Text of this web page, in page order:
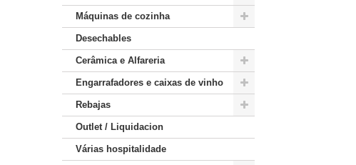
Máquinas de cozinha
Desechables
Cerâmica e Alfareria
Engarrafadores e caixas de vinho
Rebajas
Outlet / Liquidacion
Várias hospitalidade